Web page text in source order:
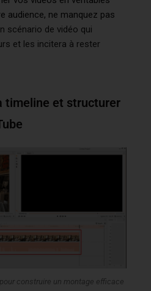
audience, ne manquez pas
scénario de vidéo qui
et les incitera à rester
timeline et structurer
construire un montage efficace